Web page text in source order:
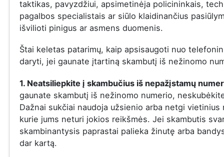
taktikas, pavyzdžiui, apsimetinėja policininkais,
pagalbos specialistais ar siūlo klaidinančius
išvilioti pinigus ar asmens duomenis.
Štai keletas patarimų, kaip apsisaugoti nuo
daryti, jei gaunate įtartiną skambutį iš nežinomo
1. Neatsiliepkite į skambučius iš nepažįstamų
gaunate skambutį iš nežinomo numerio,
Dažnai sukčiai naudoja užsienio arba netgi vietinius
kurie jums neturi jokios reikšmės. Jei skambutis
skambinantysis paprastai palieka žinutę arba
dar kartą.